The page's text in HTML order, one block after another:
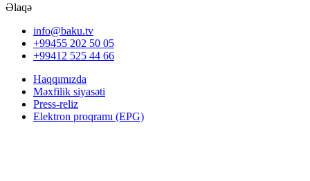
Əlaqə
info@baku.tv
+99455 202 50 05
+99412 525 44 66
Haqqımızda
Məxfilik siyasəti
Press-reliz
Elektron proqramı (EPG)